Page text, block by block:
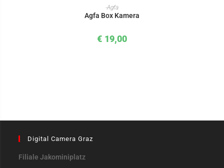
IN DEN WARENKORB
-Agfa
Agfa Box Kamera
€ 19,00
Digital Camera Graz
Filiale Jakominiplatz